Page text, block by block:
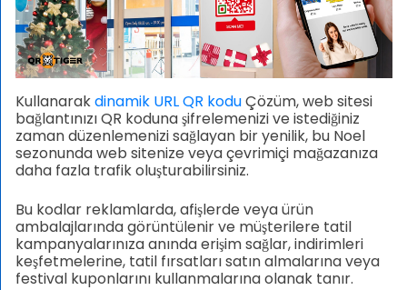
Kullanarakdinamik URL QR koduÇözüm, web sitesi
bağlantınızı QR koduna şifrelemenizi ve istediğiniz
zaman düzenlemenizi sağlayan bir yenilik, bu Noel
sezonunda web sitenize veya çevrimiçi mağazanıza
daha fazla trafik oluşturabilirsiniz.
Bu kodlar reklamlarda, afişlerde veya ürün
ambalajlarında görüntülenir ve müşterilere tatil
kampanyalarınıza anında erişim sağlar, indirimleri
keşfetmelerine, tatil fırsatları satın almalarına veya
festival kuponlarını kullanmalarına olanak tanır.